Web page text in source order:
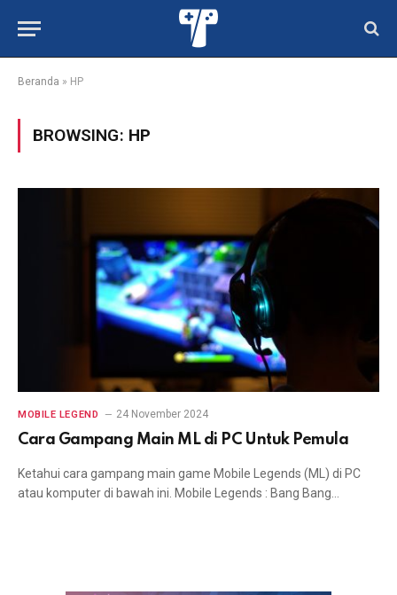
Beranda » HP
BROWSING: HP
MOBILE LEGEND 24 November 2024
Cara Gampang Main ML di PC Untuk Pemula
Ketahui cara gampang main game Mobile Legends (ML) di PC
atau komputer di bawah ini. Mobile Legends : Bang Bang…